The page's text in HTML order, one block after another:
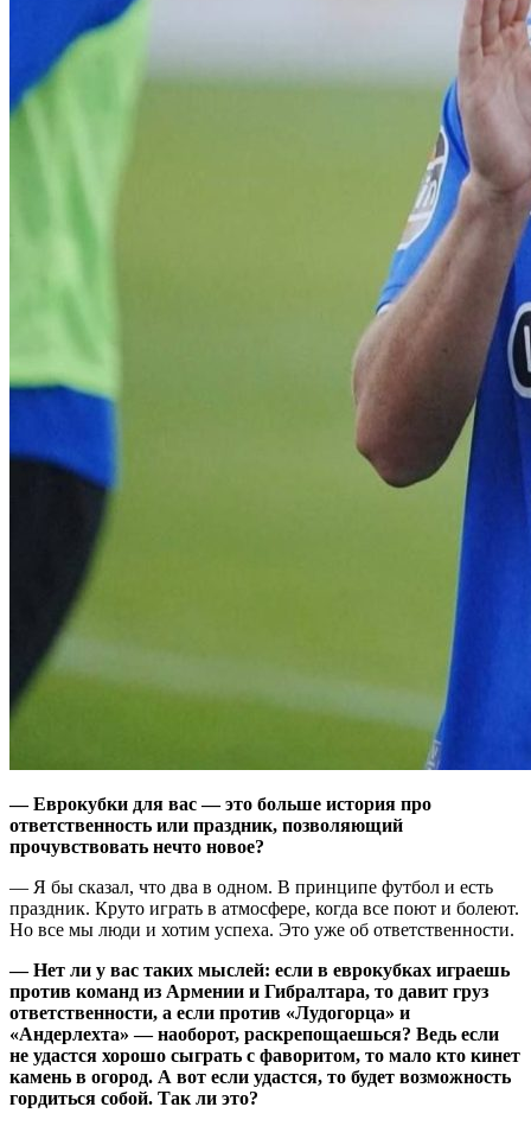
— Еврокубки для вас — это больше история про
ответственность или праздник, позволяющий
прочувствовать нечто новое?
— Я бы сказал, что два в одном. В принципе футбол и есть
праздник. Круто играть в атмосфере, когда все поют и болеют.
Но все мы люди и хотим успеха. Это уже об ответственности.
— Нет ли у вас таких мыслей: если в еврокубках играешь
против команд из Армении и Гибралтара, то давит груз
ответственности, а если против «Лудогорца» и
«Андерлехта» — наоборот, раскрепощаешься? Ведь если
не удастся хорошо сыграть с фаворитом, то мало кто кинет
камень в огород. А вот если удастся, то будет возможность
гордиться собой. Так ли это?